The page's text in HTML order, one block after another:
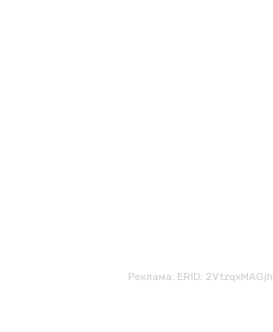
Реклама. ERID: 2VtzqxMAGjh